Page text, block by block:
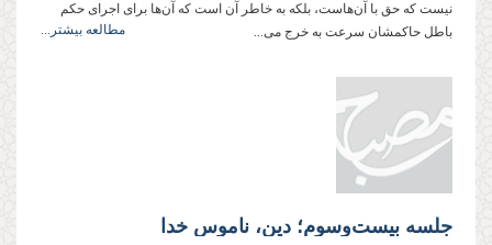
نیست که حق با آن‌هاست، بلکه به خاطر آن است که آن‌ها برای اجرای حکم
باطل حاکمشان سرعت به خرج می...
مطالعه بیشتر...
جلسه بیست‌وسوم؛ دین، ناموس خدا